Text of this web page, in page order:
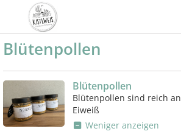
Blütenpollen
Blütenpollen
Blütenpollen sind reich an
Eiweiß
Weniger anzeigen